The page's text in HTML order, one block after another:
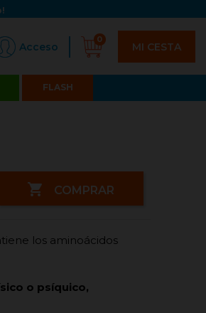
Acceso
0
MI CESTA
FLASH
 COMPRAR
los aminoácidos
o psíquico,